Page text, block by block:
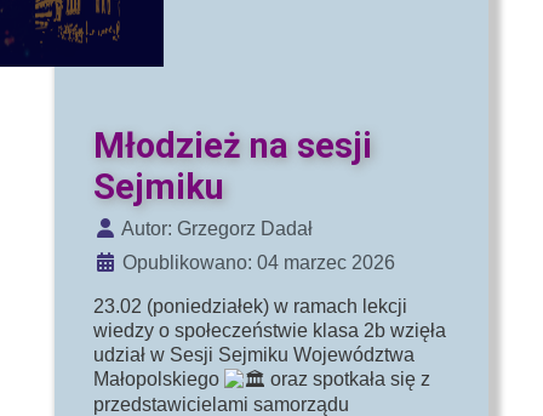
Młodzież na sesji
Sejmiku
Szczegóły
Autor: Grzegorz Dadał
Opublikowano: 04 marzec 2026
23.02 (poniedziałek) w ramach lekcji
wiedzy o społeczeństwie klasa 2b wzięła
udział w Sesji Sejmiku Województwa
Małopolskiego
oraz spotkała się z
przedstawicielami samorządu